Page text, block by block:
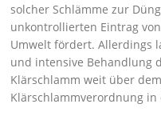
solcher Schlämme zur
unkontrollierten Eintrag
Umwelt fördert. Allerdings
und intensive Behandlung
Klärschlamm weit über
Klärschlammverordnung